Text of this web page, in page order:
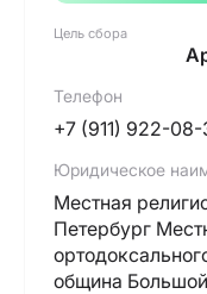
Цель сбора
Телефон
+7 (911) 922-08-
Юридическое
Местная
Петербург
община